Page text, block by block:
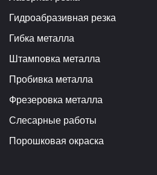
Гидроабразивная резка
Гибка металла
Штамповка металла
Пробивка металла
Фрезеровка металла
Слесарные работы
Порошковая окраска